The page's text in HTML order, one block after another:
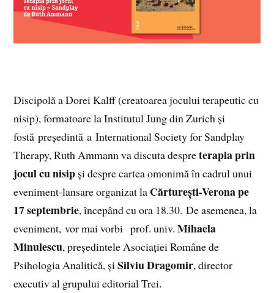
Discipolă a Dorei Kalff (creatoarea jocului terapeutic cu
nisip), formatoare la Institutul Jung din Zurich și
fostă președintă a International Society for Sandplay
Therapy, Ruth Ammann va discuta despreterapia prin
jocul cu nisip și despre cartea omonimă în cadrul unui
eveniment-lansare organizat la Cărturești-Verona pe
17 septembrie, începând cu ora 18.30. De asemenea, la
eveniment, vor mai vorbi prof. univ.Mihaela
Minulescu, președintele Asociației Române de
Psihologia Analitică, șiSilviu Dragomir, director
executiv al grupului editorial Trei.